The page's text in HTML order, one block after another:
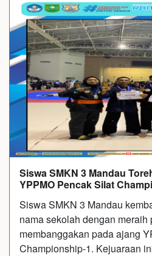
Siswa SMKN 3 Mandau
YPPMO Pencak Silat
Siswa SMKN 3 Mandau
nama sekolah dengan meraih
membanggakan pada ajang
Championship-1. Kejuaraan